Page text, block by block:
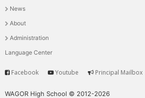
選
單
News
About
Administration
Language Center
Service
Facebook Youtube Principal Mailbox
WAGOR High School © 2012-2026